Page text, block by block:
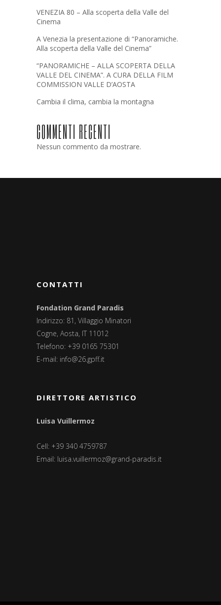
VENEZIA 80 – Alla scoperta della Valle del
Cinema
A Venezia la presentazione di “Panoramiche.
Alla scoperta della Valle del Cinema”
“PANORAMICHE – ALLA SCOPERTA DELLA
VALLE DEL CINEMA”. A CURA DELLA FILM
COMMISSION VALLE D’AOSTA
Cambia il clima, cambia la montagna
COMMENTI RECENTI
Nessun commento da mostrare.
CONTATTI
Fondation Grand Paradis
Indirizzo: 81, Villaggio Minatori
Cogne, Aosta, IT 11012
Telefono: +39 0165 75301
E-mail: info@26.gpff.it
DIRETTORE ARTISTICO
Luisa Vuillermoz
Cell: +39 340 4759787
Email: luisa.vuillermoz@grand-paradis.it